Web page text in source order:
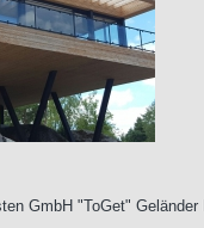
GmbH "ToGet" Geländer